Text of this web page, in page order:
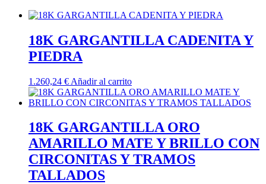
18K GARGANTILLA CADENITA Y
PIEDRA
1.260,24 € Añadir al carrito
18K GARGANTILLA ORO
AMARILLO MATE Y BRILLO CON
CIRCONITAS Y TRAMOS
TALLADOS